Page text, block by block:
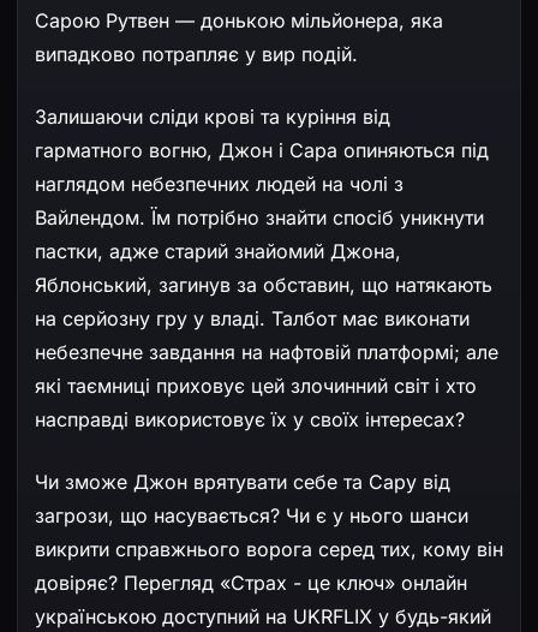
Сарою Рутвен — донькою мільйонера, яка
випадково потрапляє у вир подій.
Залишаючи сліди крові та куріння від
гарматного вогню, Джон і Сара опиняються під
наглядом небезпечних людей на чолі з
Вайлендом. Їм потрібно знайти спосіб уникнути
пастки, адже старий знайомий Джона,
Яблонський, загинув за обставин, що натякають
на серйозну гру у владі. Талбот має виконати
небезпечне завдання на нафтовій платформі; але
які таємниці приховує цей злочинний світ і хто
насправді використовує їх у своїх інтересах?
Чи зможе Джон врятувати себе та Сару від
загрози, що насувається? Чи є у нього шанси
викрити справжнього ворога серед тих, кому він
довіряє? Перегляд «Страх - це ключ» онлайн
українською доступний на UKRFLIX у будь-який